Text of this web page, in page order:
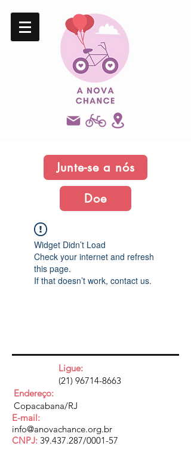
Junte-se a nós
Doe
Widget Didn’t Load
Check your internet and refresh
this page.
If that doesn’t work, contact us.
Ligue:
(21) 96714-8663
Endereço:
Copacabana/RJ
E-mail:
info@anovachance.org.br
CNPJ: 39.437.287/0001-57